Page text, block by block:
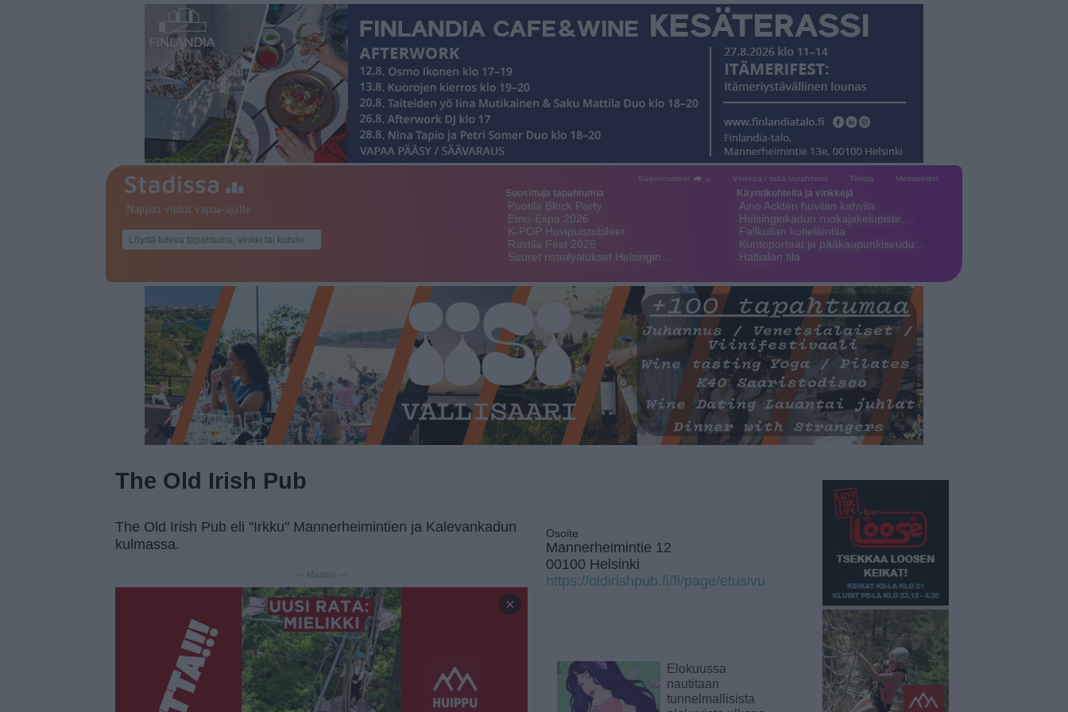
Sääennusteet 🌧 ☼ Vinkkaa / lisää tapahtuma Tietoja Mediatiedot
Suosittuja tapahtumia
Puotila Block Party
Etno-Espa 2026
K-POP Huvipuistobileet
Rastila Fest 2026
Suuret risteilyalukset Helsingin…
Käyntikohteita ja vinkkejä
Aino Acktén huvilan kahvila
Helsinginkadun ruokajakelupiste,…
Fallkullan kotieläintila
Kuntoportaat ja pääkaupunkiseudu…
Haltialan tila
The Old Irish Pub
The Old Irish Pub eli "Irkku" Mannerheimintien ja Kalevankadun
kulmassa.
— Mainos —
×
Osoite
Mannerheimintie 12
00100 Helsinki
https://oldirishpub.fi/fi/page/etusivu
Elokuussa
nautitaan
tunnelmallisista